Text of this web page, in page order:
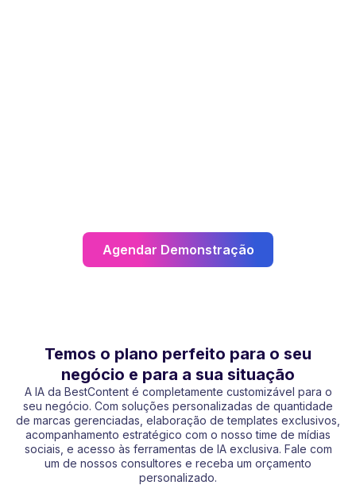
Agendar Demonstração
Temos o plano perfeito para o seu
negócio e para a sua situação
A IA da BestContent é completamente customizável para o
seu negócio. Com soluções personalizadas de quantidade
de marcas gerenciadas, elaboração de templates exclusivos,
acompanhamento estratégico com o nosso time de mídias
sociais, e acesso às ferramentas de IA exclusiva. Fale com
um de nossos consultores e receba um orçamento
personalizado.